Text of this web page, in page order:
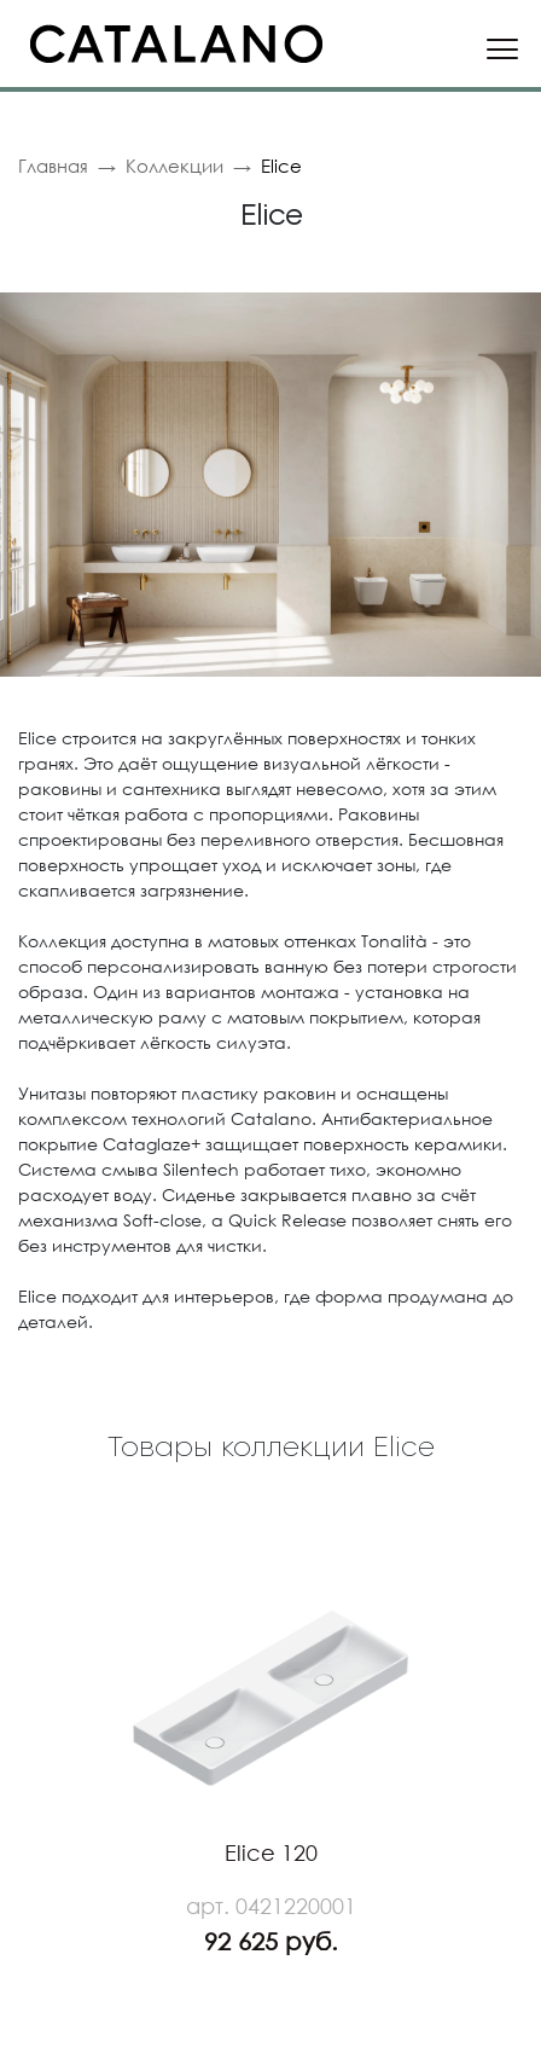
Главная Коллекции Elice
Elice
Elice строится на закруглённых поверхностях и тонких
гранях. Это даёт ощущение визуальной лёгкости -
раковины и сантехника выглядят невесомо, хотя за этим
стоит чёткая работа с пропорциями. Раковины
спроектированы без переливного отверстия. Бесшовная
поверхность упрощает уход и исключает зоны, где
скапливается загрязнение.
Коллекция доступна в матовых оттенках Tonalità - это
способ персонализировать ванную без потери строгости
образа. Один из вариантов монтажа - установка на
металлическую раму с матовым покрытием, которая
подчёркивает лёгкость силуэта.
Унитазы повторяют пластику раковин и оснащены
комплексом технологий Catalano. Антибактериальное
покрытие Cataglaze+ защищает поверхность керамики.
Система смыва Silentech работает тихо, экономно
расходует воду. Сиденье закрывается плавно за счёт
механизма Soft-close, а Quick Release позволяет снять его
без инструментов для чистки.
Elice подходит для интерьеров, где форма продумана до
деталей.
Товары коллекции Elice
Elice 120
арт. 0421220001
92 625 руб.